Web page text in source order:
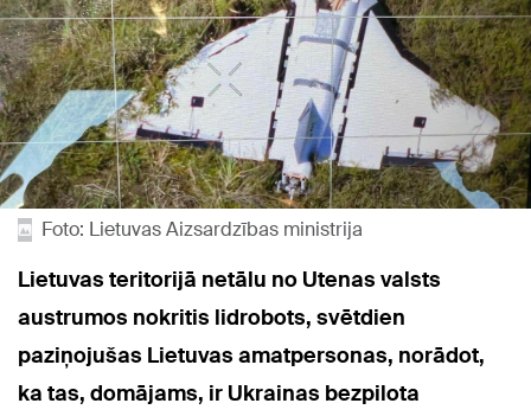
Foto: Lietuvas Aizsardzības ministrija
Lietuvas teritorijā netālu no Utenas valsts
austrumos nokritis lidrobots, svētdien
paziņojušas Lietuvas amatpersonas, norādot,
ka tas, domājams, ir Ukrainas bezpilota